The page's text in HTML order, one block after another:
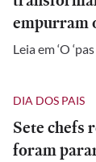
empurram
Leia em ‘O
DIA DOS PAIS
Sete chefs
foram